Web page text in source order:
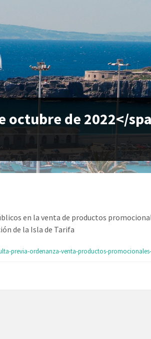
octubre de 2022</
en la venta de productos
de la Isla de Tarifa
previa-ordenanza-venta-productos-promocionales-